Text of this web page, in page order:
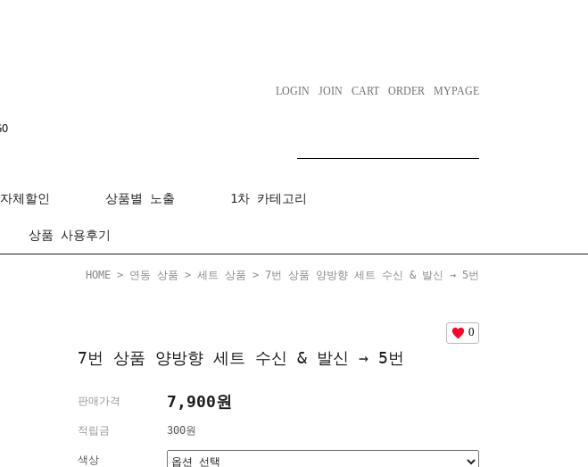
LOGIN JOIN CART ORDER MYPAGE
자체할인 상품별 노출 1차 카테고리
상품 사용후기
HOME > 연동 상품 > 세트 상품 > 7번 상품 양방향 세트 수신 & 발신 → 5번
0
7번 상품 양방향 세트 수신 & 발신 → 5번
판매가격 7,900원
적립금 300원
색상